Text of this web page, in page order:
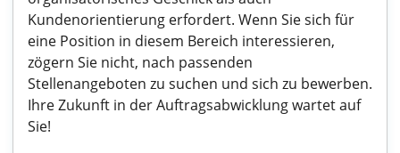
Kundenorientierung erfordert. Wenn Sie sich für
eine Position in diesem Bereich interessieren,
zögern Sie nicht, nach passenden
Stellenangeboten zu suchen und sich zu bewerben.
Ihre Zukunft in der Auftragsabwicklung wartet auf
Sie!